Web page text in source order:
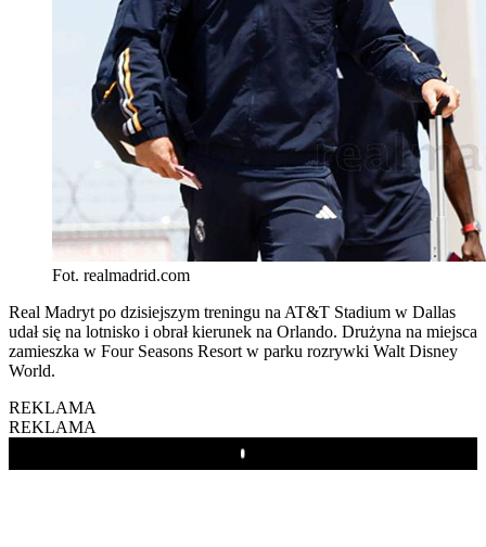
Fot. realmadrid.com
Real Madryt po dzisiejszym treningu na AT&T Stadium w Dallas
udał się na lotnisko i obrał kierunek na Orlando. Drużyna na miejsca
zamieszka w Four Seasons Resort w parku rozrywki Walt Disney
World.
REKLAMA
REKLAMA
Play